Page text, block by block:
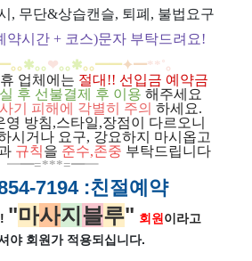
, 무단&상습캔슬, 퇴폐, 불법요구
약시간 + 코스)문자 부탁드려요!
｡｡✱｡｡❤｡｡✱｡｡━━✦━**˚｡
업체에는 절대!! 선입금 예약금
후 선불결제 후 이용 해주세요
기 피해에 각별히 주의 하세요.
영 방침,스타일,장점이 다르오니
시거나 요구, 강요하지 마시옵고
규칙을 준수,존중 부탁드립니다
━━=***=━━
7194:친절예약
"마사지 블루" 회원이라고
야 회원가 적용되십니다.